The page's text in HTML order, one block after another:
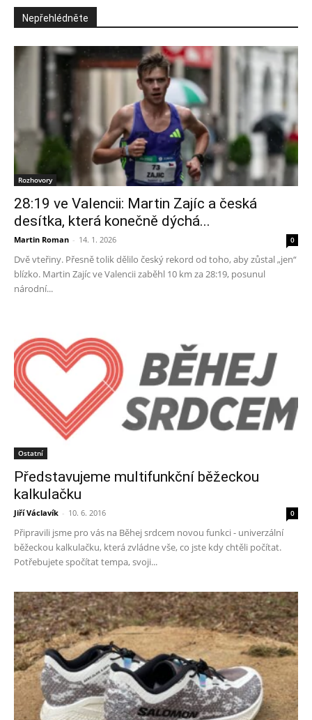
Nepřehlédněte
Rozhovory
28:19 ve Valencii: Martin Zajíc a česká
desítka, která konečně dýchá...
Martin Roman - 14. 1. 2026 0
Dvě vteřiny. Přesně tolik dělilo český rekord od toho, aby zůstal „jen“
blízko. Martin Zajíc ve Valencii zaběhl 10 km za 28:19, posunul
národní...
Ostatní
Představujeme multifunkční běžeckou
kalkulačku
Jiří Václavík - 10. 6. 2016 0
Připravili jsme pro vás na Běhej srdcem novou funkci - univerzální
běžeckou kalkulačku, která zvládne vše, co jste kdy chtěli počítat.
Potřebujete spočítat tempa, svoji...